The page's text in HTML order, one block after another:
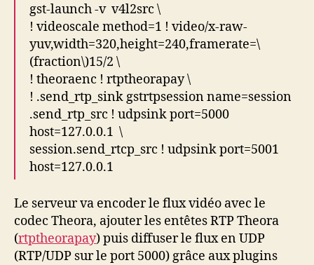
gst-launch -v v4l2src \
! videoscale method=1 ! video/x-raw-
yuv,width=320,height=240,framerate=\
(fraction\)15/2 \
! theoraenc ! rtptheorapay \
! .send_rtp_sink gstrtpsession name=session
.send_rtp_src ! udpsink port=5000
host=127.0.0.1 \
session.send_rtcp_src ! udpsink port=5001
host=127.0.0.1
Le serveur va encoder le flux vidéo avec le
codec Theora, ajouter les entêtes RTP Theora
(rtptheorapay) puis diffuser le flux en UDP
(RTP/UDP sur le port 5000) grâce aux plugins